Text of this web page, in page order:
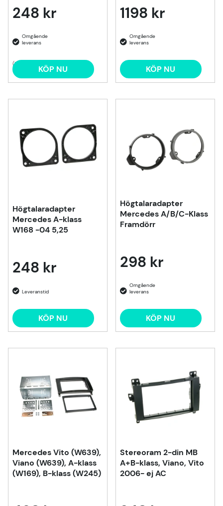
248 kr
(1) KÖP NU
1198 kr
KÖP NU
Högtalaradapter
Mercedes A-klass
W168 -04 5,25
248 kr
KÖP NU
Högtalaradapter
Mercedes A/B/C-Klass
Framdörr
298 kr
KÖP NU
Mercedes Vito (W639),
Viano (W639), A-klass
(W169), B-klass (W245)
Stereoram 2-din MB
A+B-klass, Viano, Vito
2006- ej AC